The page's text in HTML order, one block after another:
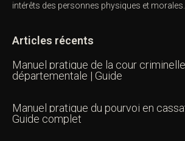
intérêts des personnes physiques et morales.
Articles récents
Manuel pratique de la cour criminelle
départementale | Guide
Manuel pratique du pourvoi en
Guide complet